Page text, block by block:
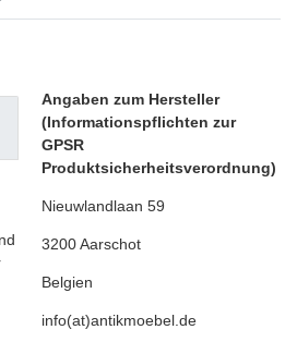
Angaben zum Hersteller
(Informationspflichten zur
GPSR
Produktsicherheitsverordnung)
Nieuwlandlaan 59
3200Aarschot
Belgien
info(at)antikmoebel.de